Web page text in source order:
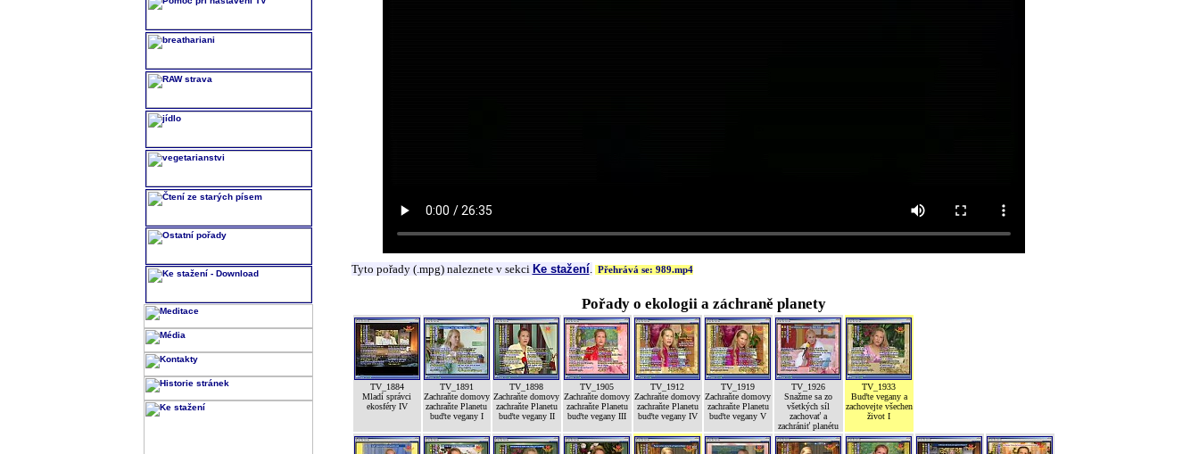
Tyto pořady (.mpg) naleznete v sekci Ke stažení. Přehrává se: 989.mp4
Pořady o ekologii a záchraně planety
TV_1884
Mladí správci
ekosféry IV
TV_1891
Zachraňte domovy
zachraňte Planetu
buďte vegany I
TV_1898
Zachraňte domovy
zachraňte Planetu
buďte vegany II
TV_1905
Zachraňte domovy
zachraňte Planetu
buďte vegany III
TV_1912
Zachraňte domovy
zachraňte Planetu
buďte vegany IV
TV_1919
Zachraňte domovy
zachraňte Planetu
buďte vegany V
TV_1926
Snažme sa zo
všetkých síl
zachovať a
zachrániť planétu
TV_1933
Buďte vegany a
zachovejte všechen
život I